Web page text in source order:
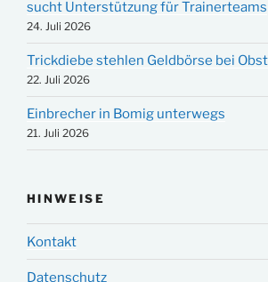
sucht Unterstützung für Trainerteams
24. Juli 2026
Trickdiebe stehlen Geldbörse bei
22. Juli 2026
Einbrecher in Bomig unterwegs
21. Juli 2026
HINWEISE
Kontakt
Datenschutz